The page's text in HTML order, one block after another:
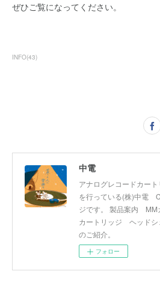
ぜひご覧になってください。
INFO(43)
中電
アナログレコードカー
を行っている(株)中電
ジです。 製品案内
カートリッジ ヘッド
のご紹介。
フォロー